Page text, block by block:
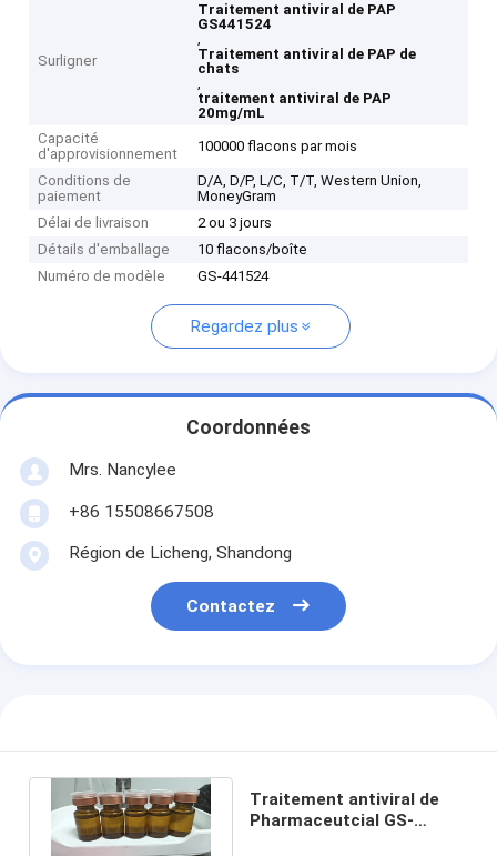
Surligner
Traitement antiviral de PAP
GS441524
,
Traitement antiviral de PAP de
chats
,
traitement antiviral de PAP
20mg/mL
Capacité
d'approvisionnement
100000 flacons par mois
Conditions de
paiement
D/A, D/P, L/C, T/T, Western Union,
MoneyGram
Délai de livraison
2 ou 3 jours
Détails d'emballage
10 flacons/boîte
Numéro de modèle
GS-441524
Regardez plus
Coordonnées
Mrs. Nancylee
+86 15508667508
Région de Licheng, Shandong
Contactez
Traitement antiviral de
Pharmaceutcial GS-